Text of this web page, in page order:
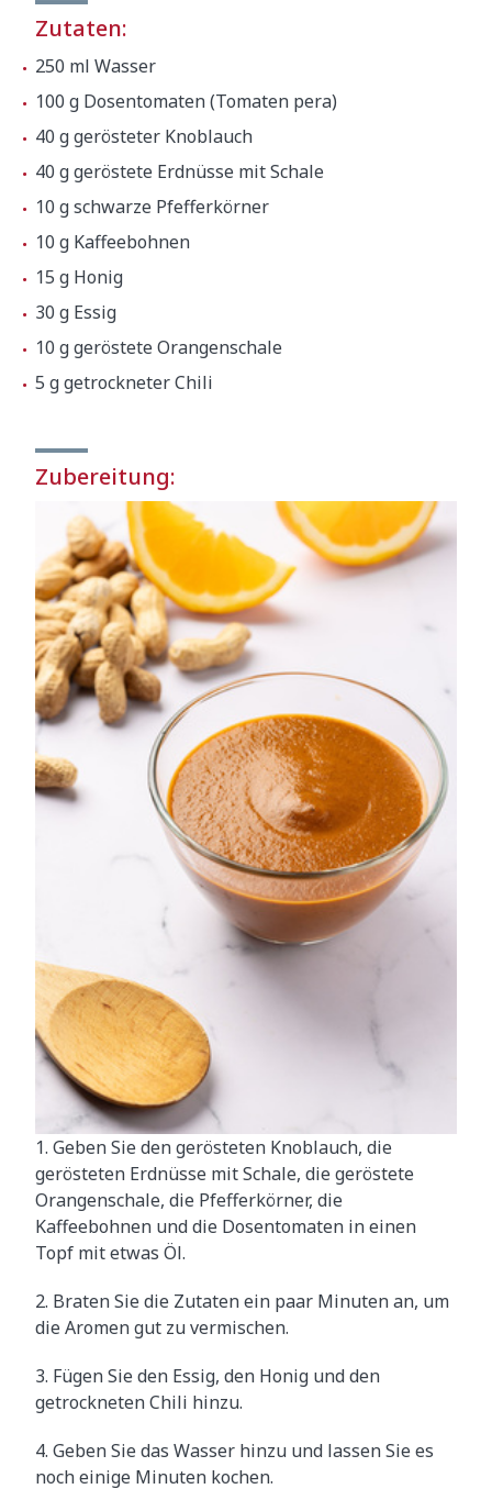
Zutaten:
250 ml Wasser
100 g Dosentomaten (Tomaten pera)
40 g gerösteter Knoblauch
40 g geröstete Erdnüsse mit Schale
10 g schwarze Pfefferkörner
10 g Kaffeebohnen
15 g Honig
30 g Essig
10 g geröstete Orangenschale
5 g getrockneter Chili
Zubereitung:
1. Geben Sie den gerösteten Knoblauch, die
gerösteten Erdnüsse mit Schale, die geröstete
Orangenschale, die Pfefferkörner, die
Kaffeebohnen und die Dosentomaten in einen
Topf mit etwas Öl.
2. Braten Sie die Zutaten ein paar Minuten an, um
die Aromen gut zu vermischen.
3. Fügen Sie den Essig, den Honig und den
getrockneten Chili hinzu.
4. Geben Sie das Wasser hinzu und lassen Sie es
noch einige Minuten kochen.